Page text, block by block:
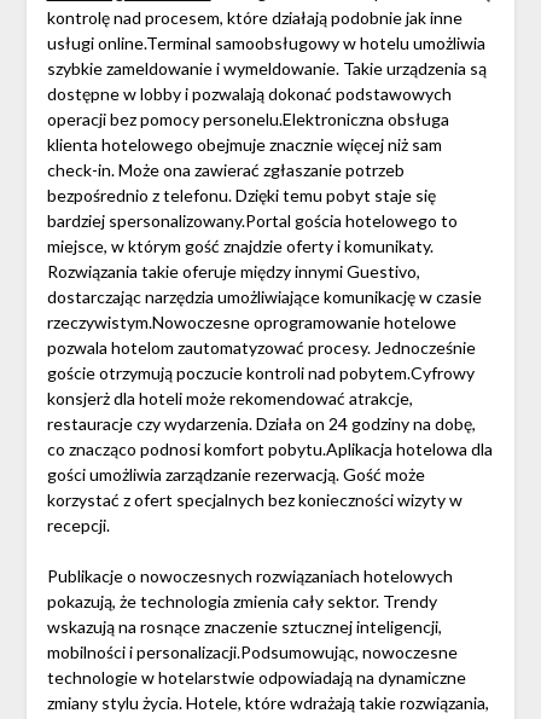
kontrolę nad procesem, które działają podobnie jak inne
usługi online.Terminal samoobsługowy w hotelu umożliwia
szybkie zameldowanie i wymeldowanie. Takie urządzenia są
dostępne w lobby i pozwalają dokonać podstawowych
operacji bez pomocy personelu.Elektroniczna obsługa
klienta hotelowego obejmuje znacznie więcej niż sam
check-in. Może ona zawierać zgłaszanie potrzeb
bezpośrednio z telefonu. Dzięki temu pobyt staje się
bardziej spersonalizowany.Portal gościa hotelowego to
miejsce, w którym gość znajdzie oferty i komunikaty.
Rozwiązania takie oferuje między innymi Guestivo,
dostarczając narzędzia umożliwiające komunikację w czasie
rzeczywistym.Nowoczesne oprogramowanie hotelowe
pozwala hotelom zautomatyzować procesy. Jednocześnie
goście otrzymują poczucie kontroli nad pobytem.Cyfrowy
konsjerż dla hoteli może rekomendować atrakcje,
restauracje czy wydarzenia. Działa on 24 godziny na dobę,
co znacząco podnosi komfort pobytu.Aplikacja hotelowa dla
gości umożliwia zarządzanie rezerwacją. Gość może
korzystać z ofert specjalnych bez konieczności wizyty w
recepcji.
Publikacje o nowoczesnych rozwiązaniach hotelowych
pokazują, że technologia zmienia cały sektor. Trendy
wskazują na rosnące znaczenie sztucznej inteligencji,
mobilności i personalizacji.Podsumowując, nowoczesne
technologie w hotelarstwie odpowiadają na dynamiczne
zmiany stylu życia. Hotele, które wdrażają takie rozwiązania,